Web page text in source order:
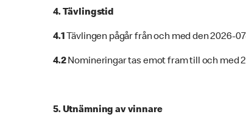
4. Tävlingstid
4.1 Tävlingen pågår från och med den 2026-
4.2Nomineringar tas emot fram till och med
5. Utnämning av vinnare